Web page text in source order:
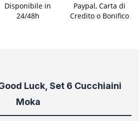
Disponibile in
24/48h
Paypal, Carta di
Credito o Bonifico
Luck, Set 6 Cucchiaini
Moka